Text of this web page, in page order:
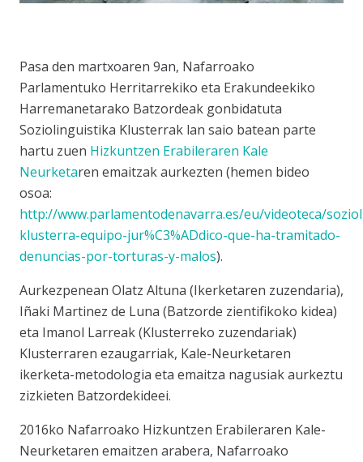
Pasa den martxoaren 9an, Nafarroako
Parlamentuko Herritarrekiko eta Erakundeekiko
Harremanetarako Batzordeak gonbidatuta
Soziolinguistika Klusterrak lan saio batean parte
hartu zuen Hizkuntzen Erabileraren Kale
Neurketaren emaitzak aurkezten (hemen bideo
osoa:
http://www.parlamentodenavarra.es/eu/videoteca/
klusterra-equipo-jur%C3%ADdico-que-ha-tramitado-
denuncias-por-torturas-y-malos).
Aurkezpenean Olatz Altuna (Ikerketaren zuzendaria),
Iñaki Martinez de Luna (Batzorde zientifikoko kidea)
eta Imanol Larreak (Klusterreko zuzendariak)
Klusterraren ezaugarriak, Kale-Neurketaren
ikerketa-metodologia eta emaitza nagusiak aurkeztu
zizkieten Batzordekideei.
2016ko Nafarroako Hizkuntzen Erabileraren Kale-
Neurketaren emaitzen arabera, Nafarroako